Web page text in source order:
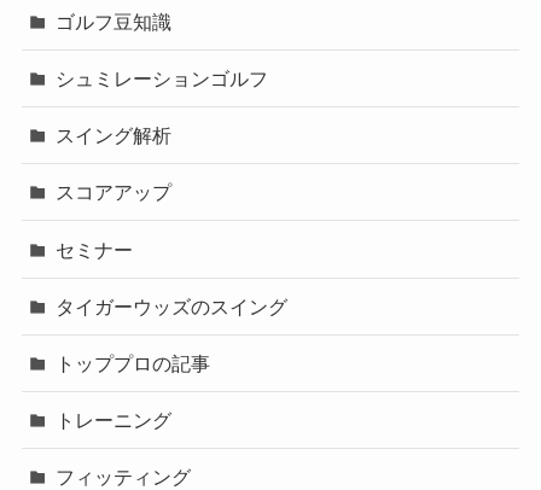
ゴルフ豆知識
シュミレーションゴルフ
スイング解析
スコアアップ
セミナー
タイガーウッズのスイング
トッププロの記事
トレーニング
フィッティング